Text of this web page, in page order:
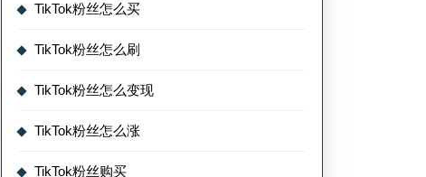
TikTok粉丝怎么买
TikTok粉丝怎么刷
TikTok粉丝怎么变现
TikTok粉丝怎么涨
TikTok粉丝购买